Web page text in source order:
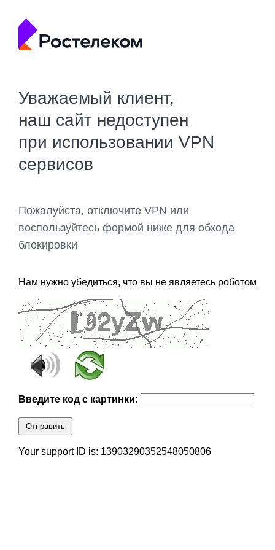
Уважаемый клиент,
наш сайт недоступен
при использовании VPN
сервисов
Пожалуйста, отключите VPN или
воспользуйтесь формой ниже для обхода
блокировки
Нам нужно убедиться, что вы не являетесь роботом
Введите код с картинки:
Отправить
Your support ID is: 13903290352548050806